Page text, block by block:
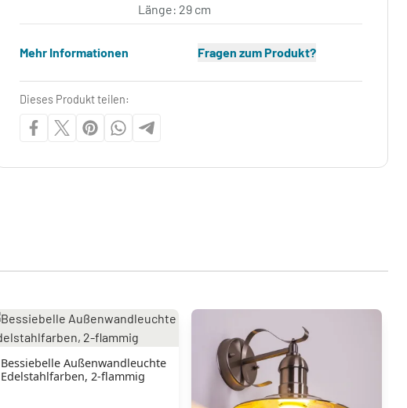
Länge: 29 cm
Mehr Informationen Fragen zum Produkt?
Dieses Produkt teilen:
Bessiebelle Außenwandleuchte
Edelstahlfarben, 2-flammig